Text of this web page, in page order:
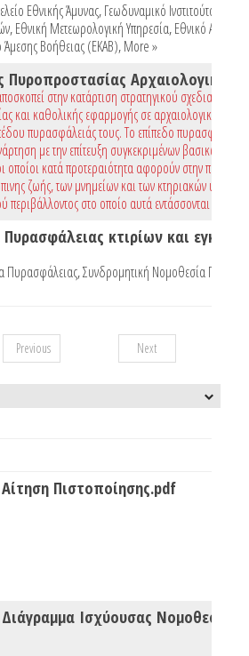
Εθνικής Άμυνας,Γεωδυναμικό Ινστιτούτο
,Εθνική Μετεωρολογική Υπηρεσία,Εθνικό
Άμεσης Βοήθειας (ΕΚΑΒ),More »
στην κατάρτιση στρατηγικού σχεδιασμού
και καθολικής εφαρμογής σε αρχαιολογικούς
πυρασφάλειάς τους. Το επίπεδο πυρασφάλειας
με την επίτευξη συγκεκριμένων βασικών και
οποίοι κατά προτεραιότητα αφορούν στην
ζωής, των μνημείων και των κτηριακών
στο οποίο αυτά εντάσσονται
Πυρασφάλειας,Συνδρομητική Νομοθεσία
Previous Next
Αίτηση Πιστοποίησης.pdf